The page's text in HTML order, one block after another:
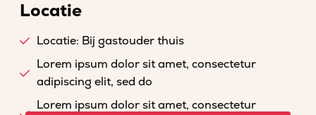
Locatie
Locatie: Bij gastouder thuis
Lorem ipsum dolor sit amet, consectetur
adipiscing elit, sed do
Lorem ipsum dolor sit amet, consectetur